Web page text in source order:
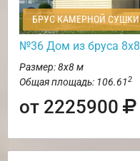
БРУС КАМЕРНОЙ СУШКИ
№36 Дом из бруса 8х8
Размер: 8х8 м
Общая площадь: 106.612
от 2225900